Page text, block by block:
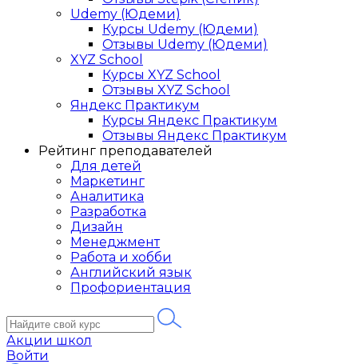
Udemy (Юдеми)
Курсы Udemy (Юдеми)
Отзывы Udemy (Юдеми)
XYZ School
Курсы XYZ School
Отзывы XYZ School
Яндекс Практикум
Курсы Яндекс Практикум
Отзывы Яндекс Практикум
Рейтинг преподавателей
Для детей
Маркетинг
Аналитика
Разработка
Дизайн
Менеджмент
Работа и хобби
Английский язык
Профориентация
Акции школ
Войти